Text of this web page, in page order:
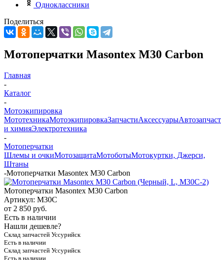
Одноклассники
Поделиться
Мотоперчатки Masontex M30 Carbon
Главная
-
Каталог
-
Мотоэкипировка
МототехникаМотоэкипировкаЗапчастиАксессуары
и химияЭлектротехника
-
Мотоперчатки
Шлемы и очкиМотозащитаМотоботыМотокуртки, Джерси,
Штаны
-Мотоперчатки Masontex M30 Carbon
Мотоперчатки Masontex M30 Carbon
Артикул: M30C
от 2 850 руб.
Есть в наличии
Нашли дешевле?
Склад запчастей Уссурийск
Есть в наличии
Склад запчастей Уссурийск
Есть в наличии